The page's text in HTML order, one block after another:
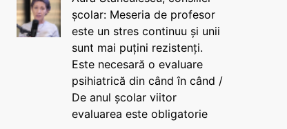
școlar: Meseria de profesor
este un stres continuu și unii
sunt mai puțini rezistenți.
Este necesară o evaluare
psihiatrică din când în când /
De anul școlar viitor
evaluarea este obligatorie